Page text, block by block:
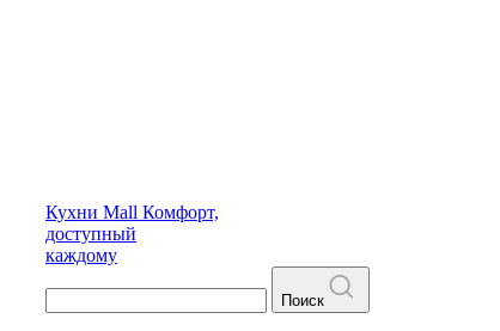
Кухни Mall Комфорт,
доступный
каждому
Поиск